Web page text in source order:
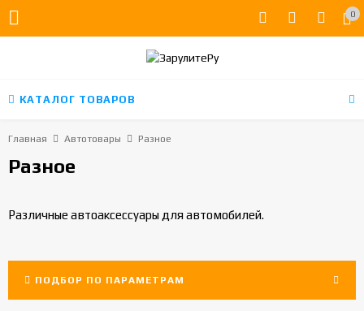
0
КАТАЛОГ ТОВАРОВ
Главная Автотовары Разное
Разное
Различные автоаксессуары для автомобилей.
ПОДБОР ПО ПАРАМЕТРАМ